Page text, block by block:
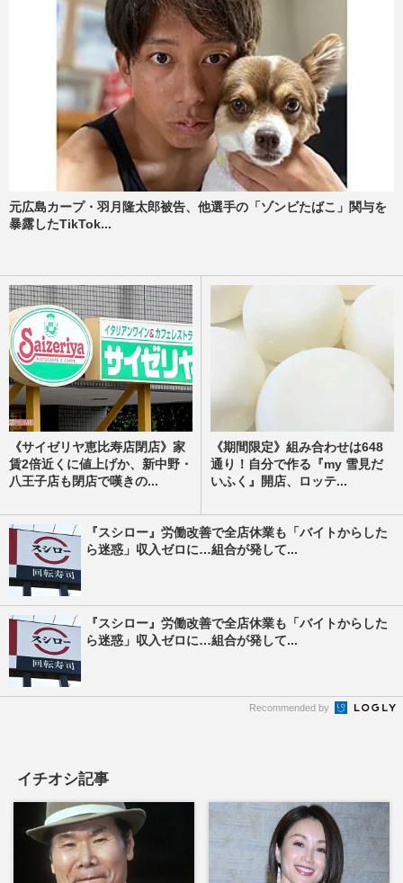
元広島カープ・羽月隆太郎被告、他選手の「ゾンビたばこ」関与を
暴露したTikTok...
《サイゼリヤ恵比寿店閉店》家
賃2倍近くに値上げか、新中野・
八王子店も閉店で嘆きの...
《期間限定》組み合わせは648
通り！自分で作る『my 雪見だ
いふく』開店、ロッテ...
『スシロー』労働改善で全店休業も「バイトからした
ら迷惑」収入ゼロに…組合が発して...
『スシロー』労働改善で全店休業も「バイトからした
ら迷惑」収入ゼロに…組合が発して...
Recommended by
イチオシ記事